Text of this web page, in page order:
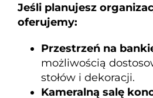
Jeśli planujesz
oferujemy:
Przestrzeń na
możliwością
stołów i dekoracji.
Kameralną salę